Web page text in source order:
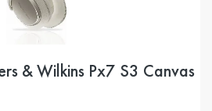
& Wilkins Px7 S3 Canvas